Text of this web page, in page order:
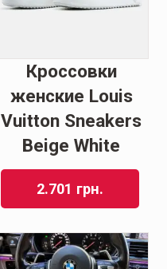
Кроссовки
женские Louis
Vuitton Sneakers
Beige White
2.701 грн.